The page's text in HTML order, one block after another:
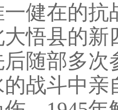
健在的抗
悟县的
随部多
战斗中亲